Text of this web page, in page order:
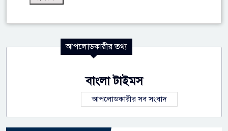
আপলোডকারীর তথ্য
বাংলা টাইমস
আপলোডকারীর সব সংবাদ